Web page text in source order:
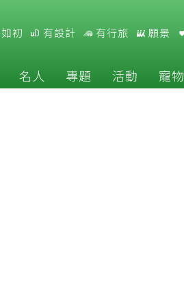
初 有設計 有行旅 願景
名人 專題 活動 寵物